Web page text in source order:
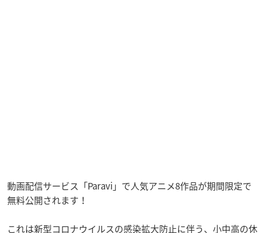
動画配信サービス「Paravi」で人気アニメ8作品が期間限定で
無料公開されます！
これは新型コロナウイルスの感染拡大防止に伴う、小中高の休